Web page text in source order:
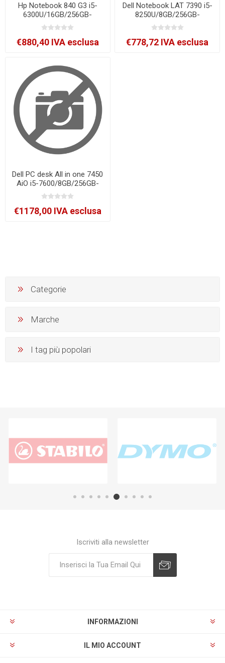
Hp Notebook 840 G3 i5-
6300U/16GB/256GB-
SSD/14''HD/W10P CMAR
[L3C66AV-NL-SB141]
€880,40 IVA esclusa
Dell Notebook LAT 7390 i5-
8250U/8GB/256GB-
SSD/13.3''FHD/W10P
[LAT7390-NL-SB54]
€778,72 IVA esclusa
Dell PC desk All in one 7450
AiO i5-7600/8GB/256GB-
SSD/23.8''FHD/W10P
[7450AIO-SB22]
€1178,00 IVA esclusa
Categorie
Marche
I tag più popolari
Iscriviti alla newsletter
INFORMAZIONI
IL MIO ACCOUNT